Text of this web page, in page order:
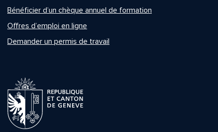
Bénéficier d’un chèque annuel de formation
Offres d’emploi en ligne
Demander un permis de travail